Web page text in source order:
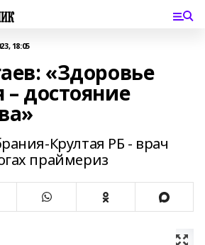
18:05
«Здоровье
– достояние
Крултая РБ - врач
праймериз